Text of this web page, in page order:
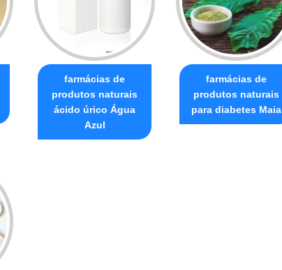
farmácias de
produtos naturais
ácido úrico Água
Azul
farmácias de
produtos naturais
para diabetes Maia